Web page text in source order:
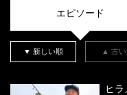
エピソード
▼ 新しい順 ▲ 古い
ヒラ